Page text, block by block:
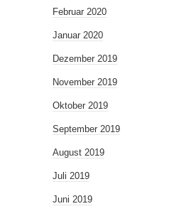
Februar 2020
Januar 2020
Dezember 2019
November 2019
Oktober 2019
September 2019
August 2019
Juli 2019
Juni 2019